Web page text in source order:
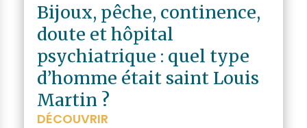
Bijoux, pêche, continence,
doute et hôpital
psychiatrique : quel type
d’homme était saint Louis
Martin ?
DÉCOUVRIR